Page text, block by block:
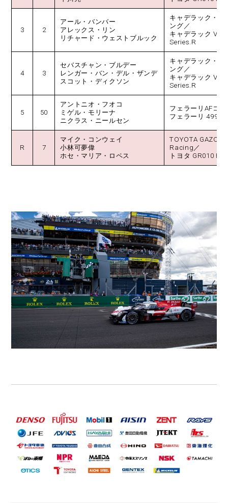
3 2
アール・バンバー
アレックス・リン
リチャード・ウェストブルック
キャデラック・レ
ング／
キャデラック V-
Series.R
4 3
セバスチャン・ブルデー
レンガー・バン・デル・ザンデ
スコット・ディクソン
キャデラック・レ
ング／
キャデラック V-
Series.R
5 50
アントニオ・フオコ
ミゲル・モリーナ
ニクラス・ニールセン
フェラーリAFコ
フェラーリ 499P
R 7
マイク・コンウェイ
小林可夢偉
ホセ・マリア・ロペス
TOYOTA GAZOO
Racing／
トヨタ GR010